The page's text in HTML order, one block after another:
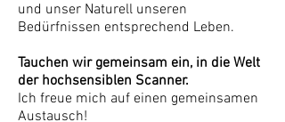
und unser Naturell unseren
Bedürfnissen entsprechend Leben.
Tauchen wir gemeinsam ein, in die Welt
der hochsensiblen Scanner.
Ich freue mich auf einen gemeinsamen
Austausch!